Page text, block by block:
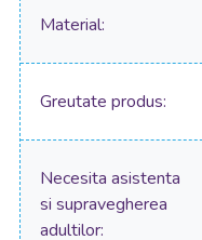
Material
Greutate produs
Necesita asistenta
si supravegherea
adultilor